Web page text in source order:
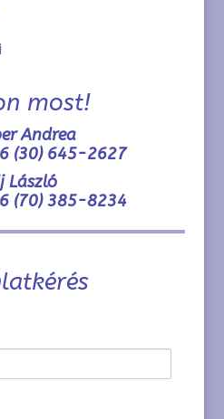
most!
Andrea
(30) 645-2627
László
(70) 385-8234